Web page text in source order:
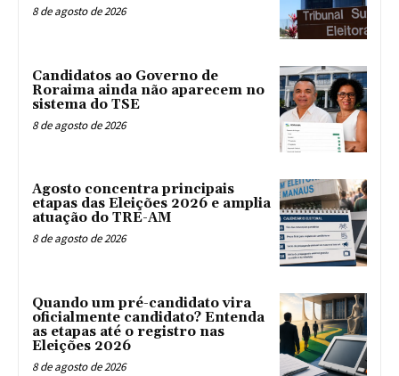
8 de agosto de 2026
Candidatos ao Governo de
Roraima ainda não aparecem no
sistema do TSE
8 de agosto de 2026
Agosto concentra principais
etapas das Eleições 2026 e amplia
atuação do TRE-AM
8 de agosto de 2026
Quando um pré-candidato vira
oficialmente candidato? Entenda
as etapas até o registro nas
Eleições 2026
8 de agosto de 2026